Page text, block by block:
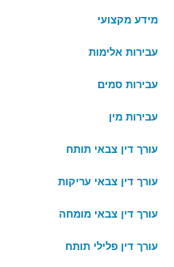
מידע מקצועי
עבירות אלימות
עבירות סמים
עבירות מין
עורך דין צבאי תותח
עורך דין צבאי עריקות
עורך דין צבאי מומחה
עורך דין פלילי תותח